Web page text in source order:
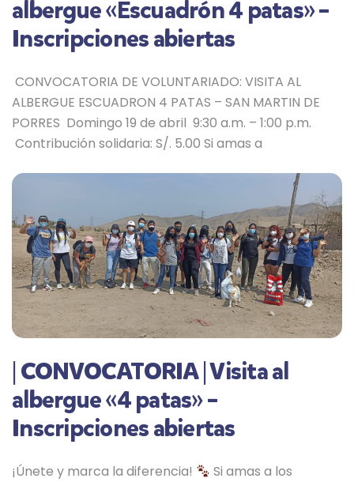
albergue «Escuadrón 4 patas» –
Inscripciones abiertas
CONVOCATORIA DE VOLUNTARIADO: VISITA AL
ALBERGUE ESCUADRON 4 PATAS – SAN MARTIN DE
PORRES Domingo 19 de abril 9:30 a.m. – 1:00 p.m.
Contribución solidaria: S/. 5.00 Si amas a
| CONVOCATORIA | Visita al
albergue «4 patas» –
Inscripciones abiertas
¡Únete y marca la diferencia!
Si amas a los